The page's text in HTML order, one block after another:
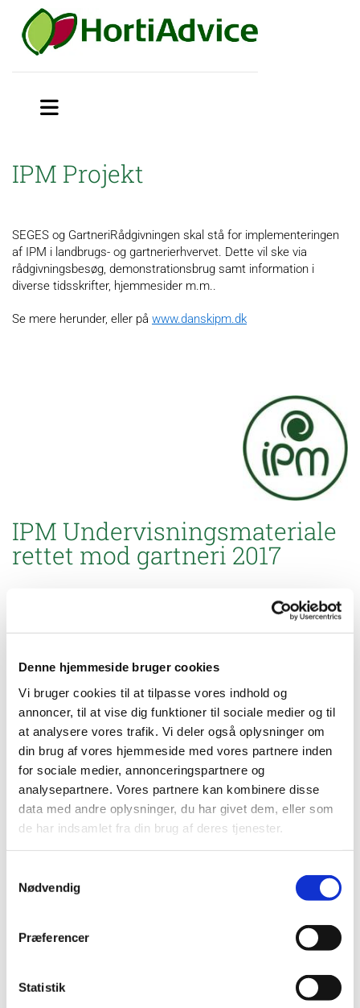
Denne hjemmeside bruger cookies
Vi bruger cookies til at tilpasse vores indhold og
annoncer, til at vise dig funktioner til sociale medier og til
at analysere vores trafik. Vi deler også oplysninger om
din brug af vores hjemmeside med vores partnere inden
for sociale medier, annonceringspartnere og
analysepartnere. Vores partnere kan kombinere disse
data med andre oplysninger, du har givet dem, eller som
de har indsamlet fra din brug af deres tjenester.
Nødvendig
Præferencer
Statistik
IPM Projekt
SEGES og GartneriRådgivningen skal stå for implementeringen
af IPM i landbrugs- og gartnerierhvervet. Dette vil ske via
rådgivningsbesøg, demonstrationsbrug samt information i
diverse tidsskrifter, hjemmesider m.m..
Se mere herunder, eller på www.danskipm.dk
IPM Undervisningsmateriale
rettet mod gartneri 2017
Udarbejdelse af flere forskellige materialer vedrørende IPM og
gartneri. Materialerne kan bruges til undervisningsbrug direkte til
gartneriteknologer. Materialer retter sig mod flere forskellige
konsulenter, der har deres daglige virke indenfor den
pågældende sektor i gartnerierhvervet, og således er vidende
om hvordan IPM bedst implementeres i praksis.
Nyt opdateret materialer til sprøjteopdatering af gartnere
IPM strategier til netdækning i kål
Dyrkningsvejledning Hindbær (IPM)
Opdateret afsnit om IPM dyrkning i kernefrugt til
”Håndbog for frugt og bær”
Brug af biostimulanter, basisstoffer og mikrobiologiske
Materiale om plantebeskyttelsesmidlers virkemekanismer,
App til enhedsomregning i forbindelse dosering af